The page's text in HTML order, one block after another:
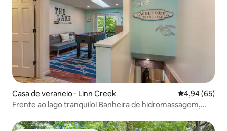
Casa de veraneio ⋅ Linn Creek 4,94 de uma
4,94 (65)
Frente ao lago tranquilo! Banheira de hidromassagem,